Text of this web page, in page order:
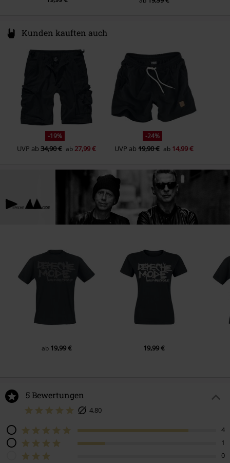
Kunden kauften auch
-19%
UVP ab34,90 € ab 27,99 €
-24%
UVP ab19,90 € ab 14,99 €
ab 19,99 € 19,99 €
5 Bewertungen
4.80
4
1
0